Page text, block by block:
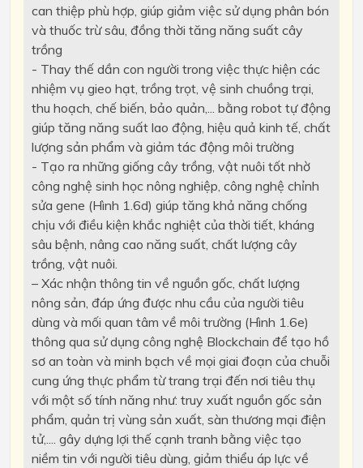
can thiệp phù hợp, giúp giảm việc sử dụng phân bón
và thuốc trừ sâu, đồng thời tăng năng suất cây
trồng
- Thay thế dần con người trong việc thực hiện các
nhiệm vụ gieo hạt, trồng trọt, vệ sinh chuồng trại,
thu hoạch, chế biến, bảo quản,... bằng robot tự động
giúp tăng năng suất lao động, hiệu quả kinh tế, chất
lượng sản phẩm và giảm tác động môi trường
- Tạo ra những giống cây trồng, vật nuôi tốt nhờ
công nghệ sinh học nông nghiệp, công nghệ chỉnh
sửa gene (Hình 1.6d) giúp tăng khả năng chống
chịu với điều kiện khắc nghiệt của thời tiết, kháng
sâu bệnh, nâng cao năng suất, chất lượng cây
trồng, vật nuôi.
– Xác nhận thông tin về nguồn gốc, chất lượng
nông sản, đáp ứng được nhu cầu của người tiêu
dùng và mối quan tâm về môi trường (Hình 1.6e)
thông qua sử dụng công nghệ Blockchain để tạo hồ
sơ an toàn và minh bạch về mọi giai đoạn của chuỗi
cung ứng thực phẩm từ trang trại đến nơi tiêu thụ
với một số tính năng như: truy xuất nguồn gốc sản
phẩm, quản trị vùng sản xuất, sàn thương mại điện
tử,.... gây dựng lợi thế cạnh tranh bằng việc tạo
niềm tin với người tiêu dùng, giảm thiểu áp lực về